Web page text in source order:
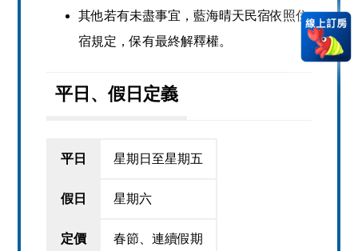
其他若有未盡事宜，藍海晴天民宿依照住
宿規定，保有最終解釋權。
平日、假日定義
平日 星期日至星期五
假日 星期六
定價 春節、連續假期